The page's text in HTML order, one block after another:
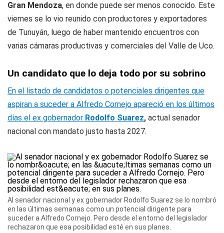
Gran Mendoza, en donde puede ser menos conocido. Este
viernes se lo vio reunido con productores y exportadores
de Tunuyán, luego de haber mantenido encuentros con
varias cámaras productivas y comerciales del Valle de Uco.
Un candidato que lo deja todo por su sobrino
En el listado de candidatos o potenciales dirigentes que
aspiran a suceder a Alfredo Cornejo apareció en los últimos
días el ex gobernador Rodolfo Suarez, actual senador
nacional con mandato justo hasta 2027.
Al senador nacional y ex gobernador Rodolfo Suarez se lo nombró
en las últimas semanas como un potencial dirigente para
suceder a Alfredo Cornejo. Pero desde el entorno del legislador
rechazaron que esa posibilidad esté en sus planes.